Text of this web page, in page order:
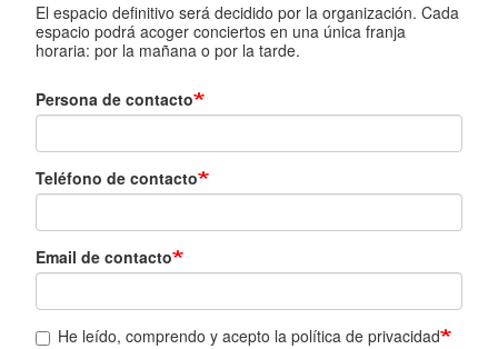
El espacio definitivo será decidido por la organización. Cada
espacio podrá acoger conciertos en una única franja
horaria: por la mañana o por la tarde.
Persona de contacto
Teléfono de contacto
Email de contacto
He leído, comprendo y acepto la política de privacidad